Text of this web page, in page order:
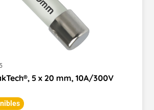
5 x 20 mm, 10A/300V